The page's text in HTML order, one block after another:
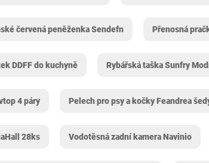
červená peněženka Sendefn Přenosná
DDFF do kuchyně Rybářská taška Sunfry
4 páry Pelech pro psy a kočky Feandrea
28ks Vodotěsná zadní kamera Navinio